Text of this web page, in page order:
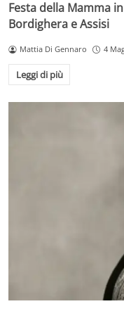
Festa della Mamma
Bordighera e Assisi
Mattia Di Gennaro 4
Leggi di più